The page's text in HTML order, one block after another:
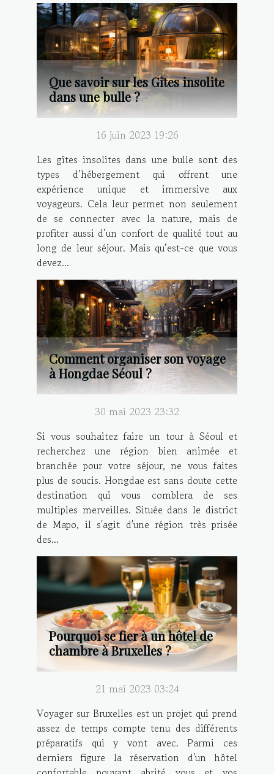
Que savoir sur les Gîtes insolite
dans une bulle ?
16 juin 2023 19:26
Les gîtes insolites dans une bulle sont des
types d’hébergement qui offrent une
expérience unique et immersive aux
voyageurs. Cela leur permet non seulement
de se connecter avec la nature, mais de
profiter aussi d’un confort de qualité tout au
long de leur séjour. Mais qu’est-ce que vous
devez...
Comment organiser son voyage
à Hongdae Séoul ?
30 mai 2023 23:32
Si vous souhaitez faire un tour à Séoul et
recherchez une région bien animée et
branchée pour votre séjour, ne vous faites
plus de soucis. Hongdae est sans doute cette
destination qui vous comblera de ses
multiples merveilles. Située dans le district
de Mapo, il s'agit d'une région très prisée
des...
Pourquoi se fier à un hôtel de
chambre à Bruxelles ?
21 mai 2023 03:24
Voyager sur Bruxelles est un projet qui prend
assez de temps compte tenu des différents
préparatifs qui y vont avec. Parmi ces
derniers figure la réservation d'un hôtel